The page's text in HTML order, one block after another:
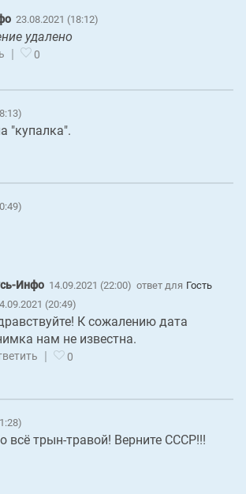
23.08.2021 (18:12)
удалено
| 0
"купалка".
Инфо 14.09.2021 (22:00) ответ для Гость
(20:49)
К сожалению дата
нам не известна.
| 0
всё трын-травой! Верните СССР!!!